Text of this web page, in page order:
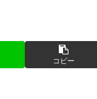
コピー